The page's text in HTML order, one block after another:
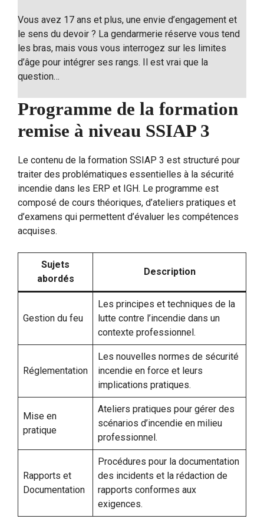
Vous avez 17 ans et plus, une envie d’engagement et
le sens du devoir ? La gendarmerie réserve vous tend
les bras, mais vous vous interrogez sur les limites
d’âge pour intégrer ses rangs. Il est vrai que la
question…
Programme de la formation
remise à niveau SSIAP 3
Le contenu de la formation SSIAP 3 est structuré pour
traiter des problématiques essentielles à la sécurité
incendie dans les ERP et IGH. Le programme est
composé de cours théoriques, d’ateliers pratiques et
d’examens qui permettent d’évaluer les compétences
acquises.
Sujets
abordés
Description
Gestion du feu
Les principes et techniques de la
lutte contre l’incendie dans un
contexte professionnel.
Réglementation
Les nouvelles normes de sécurité
incendie en force et leurs
implications pratiques.
Mise en
pratique
Ateliers pratiques pour gérer des
scénarios d’incendie en milieu
professionnel.
Rapports et
Documentation
Procédures pour la documentation
des incidents et la rédaction de
rapports conformes aux
exigences.